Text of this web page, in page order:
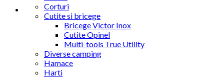
Corturi
Cutite si bricege
Bricege Victor Inox
Cutite Opinel
Multi-tools True Utility
Diverse camping
Hamace
Harti